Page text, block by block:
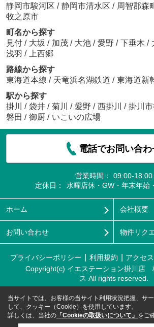
静岡市駿河区 / 静岡市清水区 / 周智郡森
牧之原市
町名から探す
見付 / 大坂 / 加茂 / 大池 / 愛野 / 下垂木 /
浅羽 /
上西郷
路線から探す
東海道本線 / 天竜浜名湖鉄道 / 東海道新
駅から探す
掛川
/ 袋井 / 菊川 / 愛野 / 西掛川 / 掛川
磐田 / 御厨 / いこいの広場
電話でお問い合わ
営業時間：
09:00-18:00
定休日：
水曜店休・GW・年末年始
ホーム 会社概要
お問い合わせ 物件リク
プライバシーポリシー 利用規約 アクセ
Copyright(c) イエステーション掛川店
ス All rights reserved.
当サイトでは、お客様の当サイト利用状況把握、サ
して、クッキー（Cookie）を使用しています。
詳しくは、当社の 「Cookieの取扱いについて」 をご